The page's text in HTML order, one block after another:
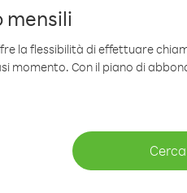
mensili
la flessibilità di effettuare
momento. Con il piano di